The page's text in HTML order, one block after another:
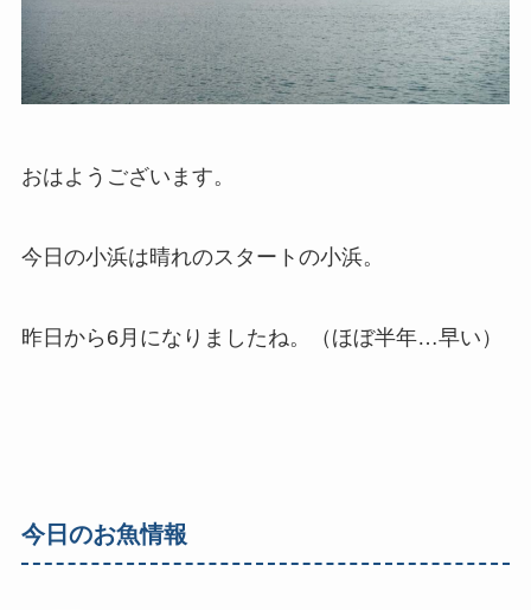
おはようございます。
今日の小浜は晴れのスタートの小浜。
昨日から6月になりましたね。（ほぼ半年…早い）
今日のお魚情報